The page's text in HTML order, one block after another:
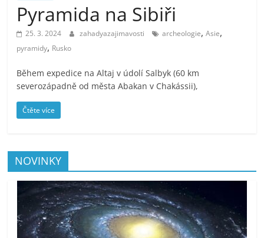
Pyramida na Sibiři
25. 3. 2024 zahadyazajimavosti archeologie,Asie,
pyramidy, Rusko
Během expedice na Altaj v údolí Salbyk (60 km
severozápadně od města Abakan v Chakássii),
Čtěte více
NOVINKY